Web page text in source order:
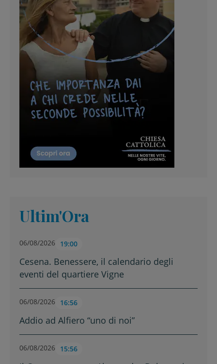
Ultim'Ora
06/08/2026 19:00
Cesena. Benessere, il calendario degli
eventi del quartiere Vigne
06/08/2026 16:56
Addio ad Alfiero “uno di noi”
06/08/2026 15:56